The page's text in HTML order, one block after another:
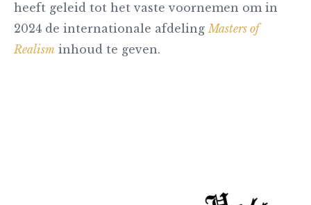
heeft geleid tot het vaste voornemen om in
2024 de internationale afdelingMasters of
Realism inhoud te geven.